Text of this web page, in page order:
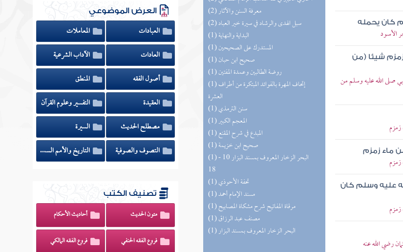
(2) معرفة السنن والآثار
(2) سبل الهدى والرشاد في سيرة خير العباد
(1) البداية والنهاية
(1) المستدرك على الصحيحين
(1) صحيح ابن حبان
(1) روضة الطالبين وعمدة المفتين
(1) إتحاف المهرة بالفوائد المبتكرة من أطراف
العشرة
(1) سنن الترمذي
(1) المعجم الكبير
(1) المبدع في شرح المقنع
(1) صحيح ابن خزيمة
(1) البحر الزخار المعروف بمسند البزار 10 -
18
(1) تحفة الأحوذي
(1) مسند الإمام أحمد
(1) مرقاة المفاتيح شرح مشكاة المصابيح
(1) مصنف عبد الرزاق
(1) البحر الزخار المعروف بمسند البزار
كان يحمله
الأسود
شيئا (من
صلى الله عليه وسلم من
ماء زمزم
عليه وسلم كان
رضي الله عنه
العرض الموضوعي
العبادات
المعاملات
العادات
الآداب الشرعية
أصول الفقه
المنطق
العقيدة
التفسير وعلوم القرآن
مصطلح الحديث
السيرة
التصوف والصوفية
التاريخ والأمم السابقة
تصنيف الكتب
متون الحديث أحاديث الأحكام
فروع الفقه الحنفي فروع الفقه المالكي